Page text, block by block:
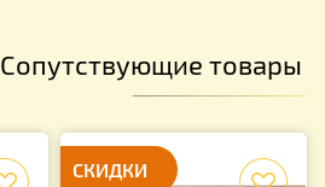
Сопутствующие товары
СКИДКИ